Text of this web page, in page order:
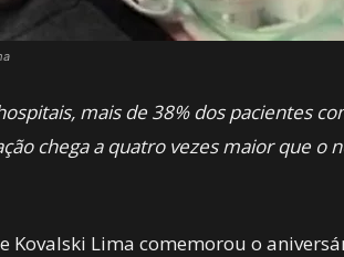
mais de 38% dos pacientes
chega a quatro vezes maior que o
Kovalski Lima comemorou o